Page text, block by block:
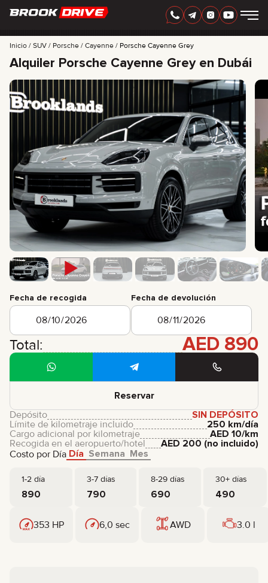
AED
MARCAS
PERIODO DE ALQUILER
MEJORES OFERTAS
FAQ
CONTACTO
ASOCIACIÓN
RENTA CON OPCIÓN A COMPRA
info@brook-drive.rent
+ 971 52 193 88 88
+ 7 925 283 88 88
Inicio SUV Porsche Cayenne Porsche Cayenne Grey
Alquiler Porsche Cayenne Grey en Dubái
Fecha de recogida Fecha de devolución
Total: AED 890
Reservar
Costo por Día Día Semana Mes
1-2 día 3-7 días 8-29 días 30+ días
890 790 690 490
Depósito
SIN DEPÓSITO
Límite de kilometraje incluido
250 km/día
Cargo adicional por kilometraje
AED 10/km
Recogida en el aeropuerto/hotel
AED 200 (no incluido)
353 HP 6,0 sec AWD 3.0 l